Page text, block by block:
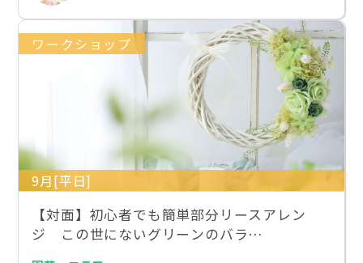
ワークショップ
9月[平日]
【対面】初心者でも簡単部分リースアレン
ジ この世にないグリーンのバラ…